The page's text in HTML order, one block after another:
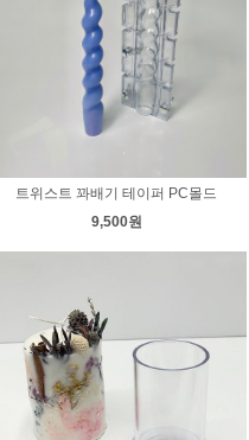
트위스트 꽈배기 테이퍼 PC몰드
9,500원